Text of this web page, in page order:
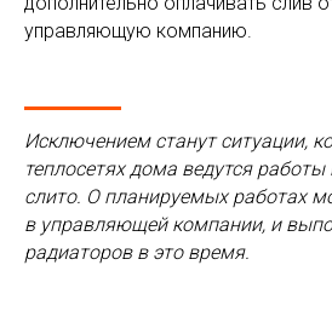
управляющую компанию.
Исключением станут ситуации,
теплосетях дома ведутся
слито. О планируемых работах
в управляющей компании, и
радиаторов в это время.